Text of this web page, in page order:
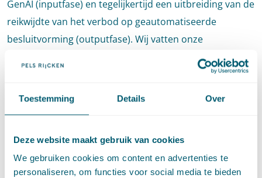
Toestemming Details Over
Deze website maakt gebruik van cookies
We gebruiken cookies om content en advertenties te
personaliseren, om functies voor social media te bieden
GenAI (inputfase) en tegelijkertijd een uitbreiding van de
reikwijdte van het verbod op geautomatiseerde
besluitvorming (outputfase). Wij vatten onze
bevindingen samen in enkele afsluitende opmerkingen.
Garbage in, garbage out
Auteurs: E.W.V. Stevens en L. Groeneveld
Bron: Mediaforum 2024, nr. 5, p. 147-154